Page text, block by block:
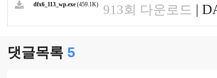
dfx6_113_wp.exe (459.1K) 913회 다운로드 |
댓글목록 5